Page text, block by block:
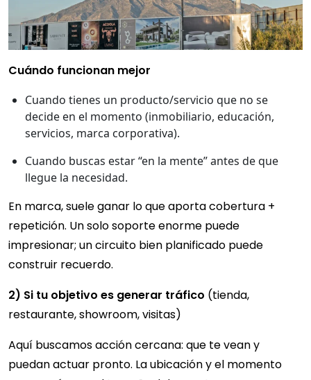
Cuándo funcionan mejor
Cuando tienes un producto/servicio que no se
decide en el momento (inmobiliario, educación,
servicios, marca corporativa).
Cuando buscas estar “en la mente” antes de que
llegue la necesidad.
En marca, suele ganar lo que aporta cobertura +
repetición. Un solo soporte enorme puede
impresionar; un circuito bien planificado puede
construir recuerdo.
2) Si tu objetivo es generar tráfico (tienda,
restaurante, showroom, visitas)
Aquí buscamos acción cercana: que te vean y
puedan actuar pronto. La ubicación y el momento